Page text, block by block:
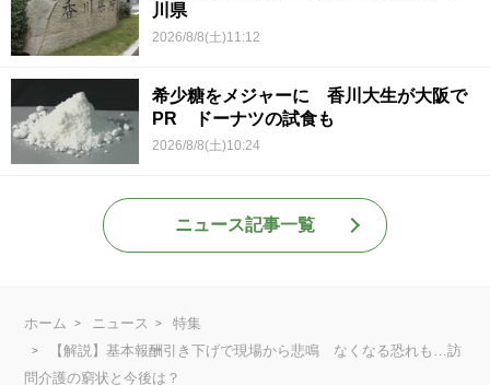
川県
2026/8/8(土)11:12
希少糖をメジャーに 香川大生が大阪で
PR ドーナツの試食も
2026/8/8(土)10:24
ニュース記事一覧
ホーム ニュース
特集
【解説】基本報酬引き下げで現場から悲鳴 なくなる恐れも…訪
問介護の窮状と今後は？